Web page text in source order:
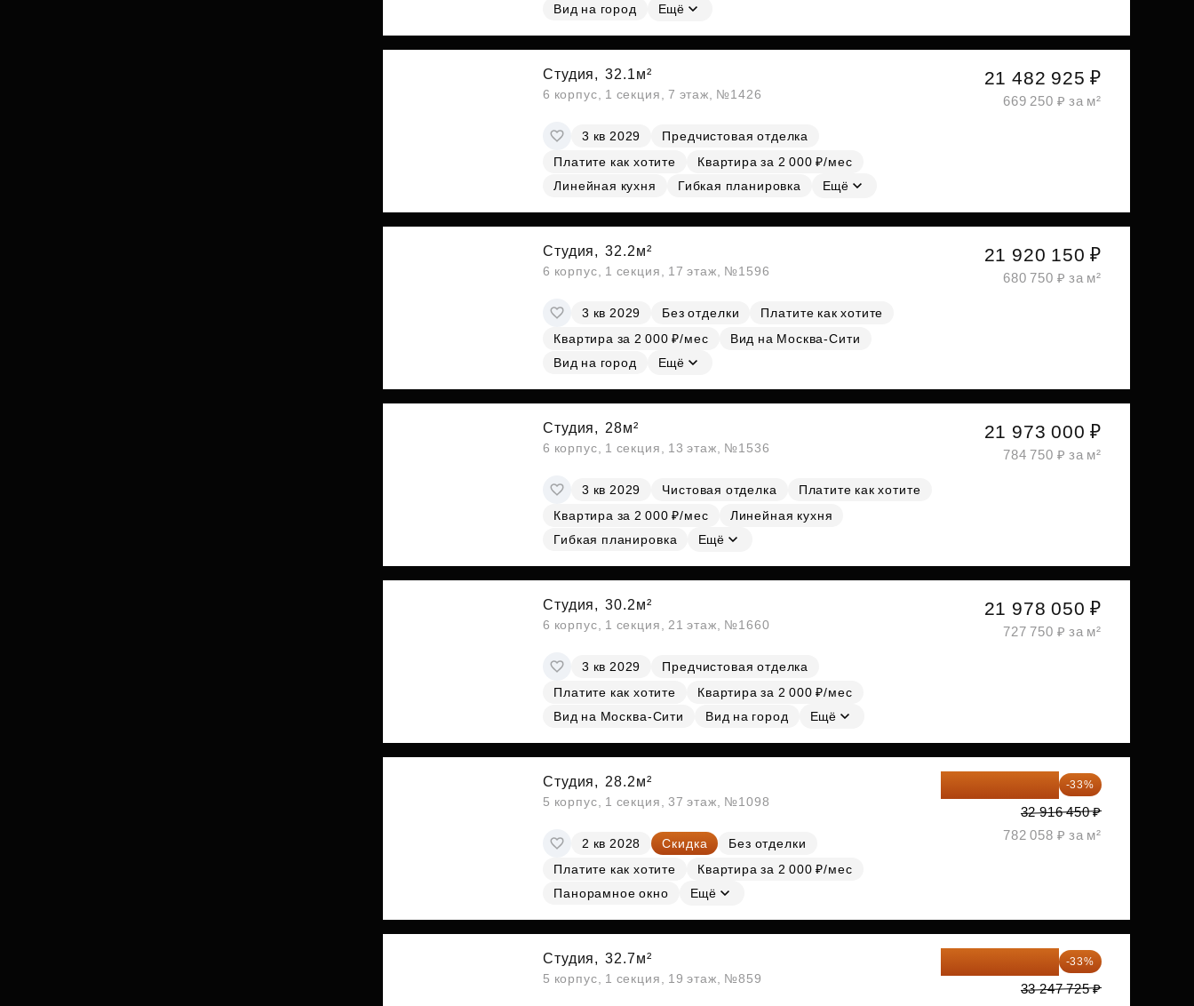
Вид на город
Ещё
Студия, 32.1м²
6 корпус, 1 секция, 7 этаж, №1426
3 кв 2029
Предчистовая отделка
Платите как хотите
Квартира за 2 000 ₽/мес
Линейная кухня
Гибкая планировка Ещё
21 482 925 ₽
669 250 ₽ за м²
Студия, 32.2м²
6 корпус, 1 секция, 17 этаж, №1596
3 кв 2029 Без отделки
Платите как хотите
Квартира за 2 000 ₽/мес
Вид на Москва-Сити
Вид на город
Ещё
21 920 150 ₽
680 750 ₽ за м²
Студия, 28м²
6 корпус, 1 секция, 13 этаж, №1536
3 кв 2029 Чистовая отделка
Платите как хотите
Квартира за 2 000 ₽/мес
Линейная кухня
Гибкая планировка
Ещё
21 973 000 ₽
784 750 ₽ за м²
Студия, 30.2м²
6 корпус, 1 секция, 21 этаж, №1660
3 кв 2029
Предчистовая отделка
Платите как хотите
Квартира за 2 000 ₽/мес
Вид на Москва-Сити
Вид на город Ещё
21 978 050 ₽
727 750 ₽ за м²
Студия, 28.2м²
5 корпус, 1 секция, 37 этаж, №1098
2 кв 2028 Скидка
Без отделки
Платите как хотите
Квартира за 2 000 ₽/мес
Панорамное окно
Ещё
-33%
32 916 450 ₽
782 058 ₽ за м²
Студия, 32.7м²
5 корпус, 1 секция, 19 этаж, №859
-33%
33 247 725 ₽